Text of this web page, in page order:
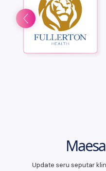
Maesa
Update seru seputar